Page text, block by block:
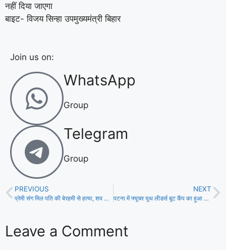
नहीं दिया जाएगा
बाइट- विजय सिन्हा उपमुख्यमंत्री बिहार
Join us on:
WhatsApp
Group
Telegram
Group
PREVIOUS
प्रेमी संग मिल पति की बेरहमी से हत्या, शव को नदी में फेंका!
NEXT
पटना में फ्यूचर यूथ लीडर्स बूट कैंप का हुआ शुभारंभ!
Leave a Comment